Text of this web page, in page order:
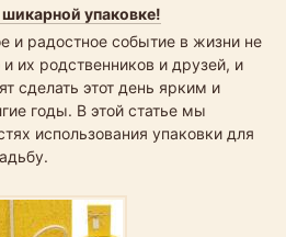
упаковке!
и радостное событие в жизни не
их родственников и друзей, и
сделать этот день ярким и
годы. В этой статье мы
использования упаковки для